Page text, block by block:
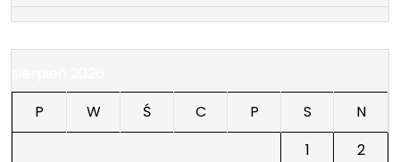
P
W Ś C P S
N
1
2